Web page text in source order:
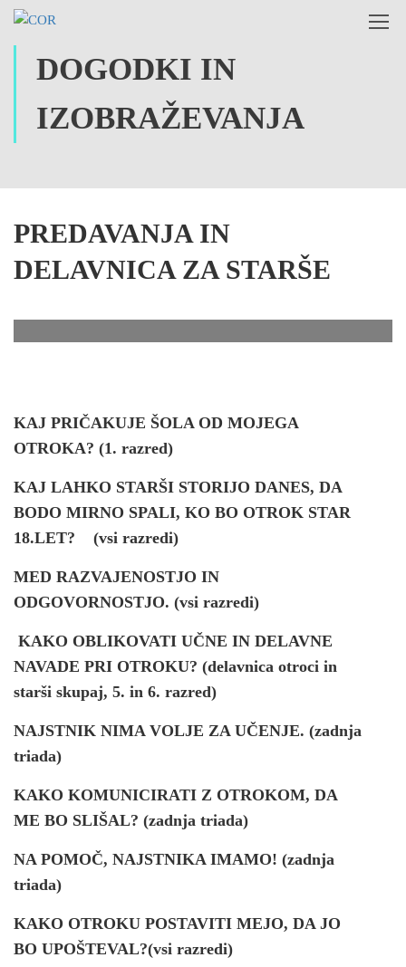
DOGODKI IN
IZOBRAŽEVANJA
PREDAVANJA IN
DELAVNICA ZA STARŠE
KAJ PRIČAKUJE ŠOLA OD MOJEGA
OTROKA? (1. razred)
KAJ LAHKO STARŠI STORIJO DANES, DA
BODO MIRNO SPALI, KO BO OTROK STAR
18.LET? (vsi razredi)
MED RAZVAJENOSTJO IN
ODGOVORNOSTJO. (vsi razredi)
KAKO OBLIKOVATI UČNE IN DELAVNE
NAVADE PRI OTROKU? (delavnica otroci in
starši skupaj, 5. in 6. razred)
NAJSTNIK NIMA VOLJE ZA UČENJE. (zadnja
triada)
KAKO KOMUNICIRATI Z OTROKOM, DA
ME BO SLIŠAL? (zadnja triada)
NA POMOČ, NAJSTNIKA IMAMO! (zadnja
triada)
KAKO OTROKU POSTAVITI MEJO, DA JO
BO UPOŠTEVAL?(vsi razredi)